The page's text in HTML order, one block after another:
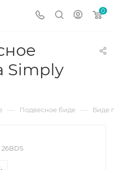
0
Simply
— Подвесное биде — Биде
26BDS